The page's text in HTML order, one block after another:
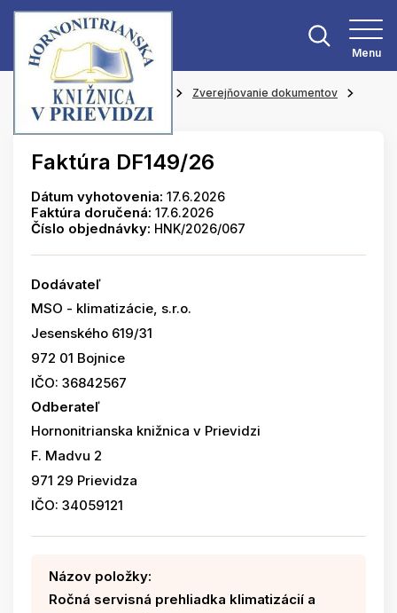
Menu
Hlavná stránka O knižnici
Zverejňovanie dokumentov
Faktúry
Faktúra DF149/26
Dátum vyhotovenia: 17.6.2026
Faktúra doručená: 17.6.2026
Číslo objednávky: HNK/2026/067
Dodávateľ
MSO - klimatizácie, s.r.o.
Jesenského 619/31
972 01 Bojnice
IČO: 36842567
Odberateľ
Hornonitrianska knižnica v Prievidzi
F. Madvu 2
971 29 Prievidza
IČO: 34059121
Názov položky:
Ročná servisná prehliadka klimatizácií a